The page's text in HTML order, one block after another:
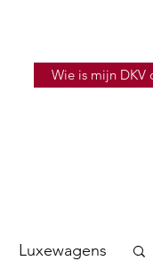
Wie is mijn DKV
Luxewagens